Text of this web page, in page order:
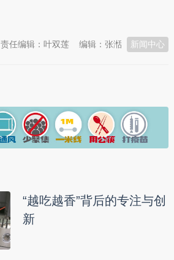
新闻中心
编辑：张湉
责任编辑：叶双莲
“越吃越香”背后的专注与创
新